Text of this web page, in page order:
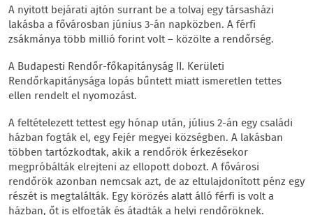
A nyitott bejárati ajtón surrant be a tolvaj egy társasházi
lakásba a fővárosban június 3-án napközben. A férfi
zsákmánya több millió forint volt – közölte a rendőrség.
A Budapesti Rendőr-főkapitányság II. Kerületi
Rendőrkapitánysága lopás bűntett miatt ismeretlen tettes
ellen rendelt el nyomozást.
A feltételezett tettest egy hónap után, július 2-án egy családi
házban fogták el, egy Fejér megyei községben. A lakásban
többen tartózkodtak, akik a rendőrök érkezésekor
megpróbálták elrejteni az ellopott dobozt. A fővárosi
rendőrök azonban nemcsak azt, de az eltulajdonított pénz egy
részét is megtalálták. Egy körözés alatt álló férfi is volt a
házban, őt is elfogták és átadták a helyi rendőröknek.